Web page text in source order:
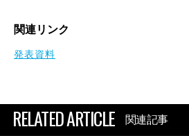
関連リンク
発表資料
RELATED ARTICLE 関連記事